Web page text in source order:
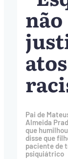
não
Pai de
Almeida
que
disse que
paciente de
psiquiátrico